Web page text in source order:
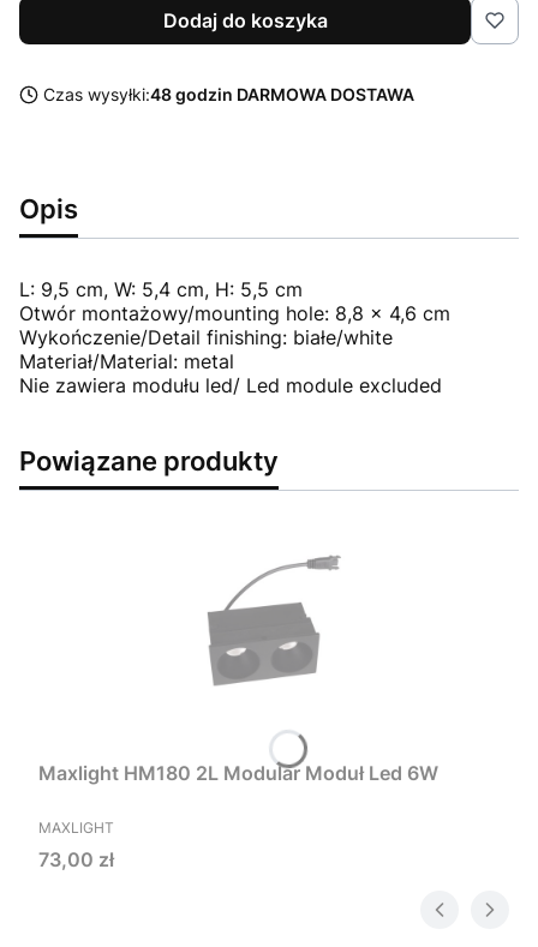
Dodaj do koszyka
Czas wysyłki:48 godzin DARMOWA DOSTAWA
Opis
L: 9,5 cm, W: 5,4 cm, H: 5,5 cm
Otwór montażowy/mounting hole: 8,8 x 4,6 cm
Wykończenie/Detail finishing: białe/white
Materiał/Material: metal
Nie zawiera modułu led/ Led module excluded
Powiązane produkty
Maxlight HM180 2L Modular Moduł Led 6W
PRODUCENT
MAXLIGHT
Cena
73,00 zł